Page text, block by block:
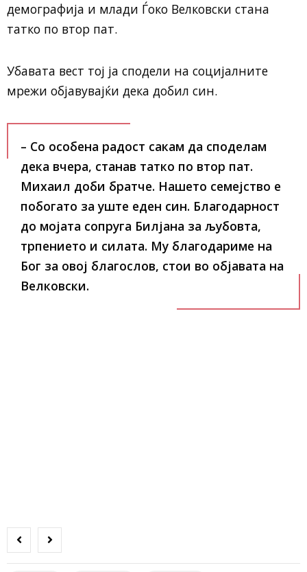
демографија и млади Ѓоко Велковски стана
татко по втор пат.
Убавата вест тој ја сподели на социјалните
мрежи објавувајќи дека добил син.
– Со особена радост сакам да споделам
дека вчера, станав татко по втор пат.
Михаил доби братче. Нашето семејство е
побогато за уште еден син. Благодарност
до мојата сопруга Билјана за љубовта,
трпението и силата. Му благодариме на
Бог за овој благослов, стои во објавата на
Велковски.